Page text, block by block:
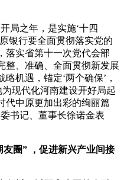
之年，是实施‘十四
银行要全面贯彻落实党的
落实省第十一次党代会部
整、准确、全面贯彻新发展
机遇，锚定‘两个确保’，
现代化河南建设开好局起
代中原更加出彩的绚丽篇
书记、董事长徐诺金表
” ，促进新兴产业间接